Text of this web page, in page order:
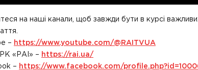
на наші канали, щоб завжди бути в курсі
– https://www.youtube.com/@RAITVUA
«РАІ» – https://rai.ua/
– https://www.facebook.com/